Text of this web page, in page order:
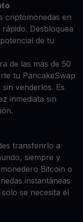
criptomonedas en
Desbloquea
de tu
de las más de 50
tu PancakeSwap
venderlos. Es
inmediata sin
transferirlo a
siempre y
Bitcoin o
instantáneas
se necesita el